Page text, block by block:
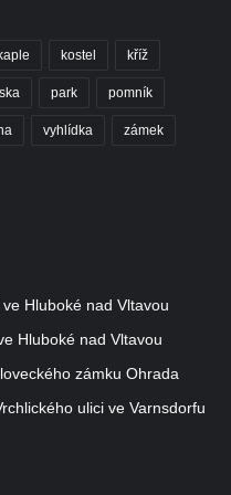
v
kaple kostel kříž
park pomník
vyhlídka zámek
Hluboké nad Vltavou
Hluboké nad Vltavou
zámku Ohrada
ulici ve Varnsdorfu